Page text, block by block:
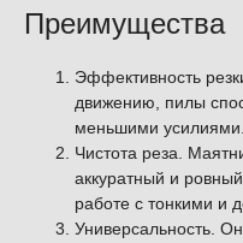
Преимущества
Эффективность
движению, пилы
меньшими усилиями.
Чистота реза.
аккуратный и
работе с тонкими и
Универсальность.